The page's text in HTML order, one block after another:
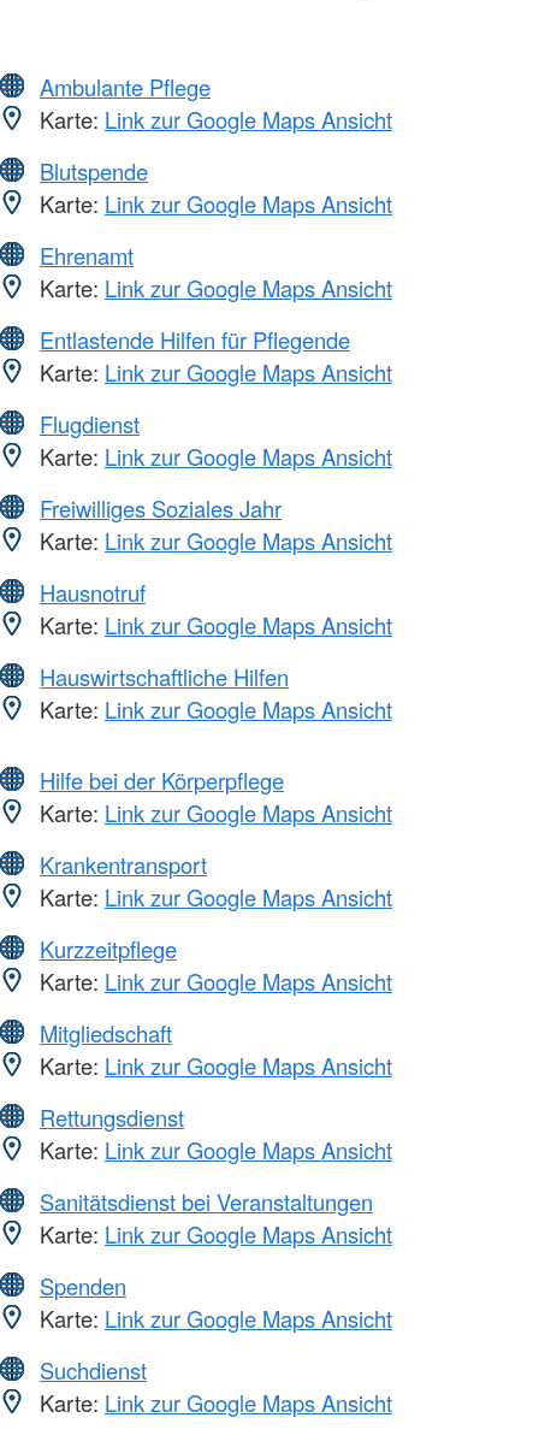
Ambulante Pflege
Karte: Link zur Google Maps Ansicht
Blutspende
Karte: Link zur Google Maps Ansicht
Ehrenamt
Karte: Link zur Google Maps Ansicht
Entlastende Hilfen für Pflegende
Karte: Link zur Google Maps Ansicht
Flugdienst
Karte: Link zur Google Maps Ansicht
Freiwilliges Soziales Jahr
Karte: Link zur Google Maps Ansicht
Hausnotruf
Karte: Link zur Google Maps Ansicht
Hauswirtschaftliche Hilfen
Karte: Link zur Google Maps Ansicht
Hilfe bei der Körperpflege
Karte: Link zur Google Maps Ansicht
Krankentransport
Karte: Link zur Google Maps Ansicht
Kurzzeitpflege
Karte: Link zur Google Maps Ansicht
Mitgliedschaft
Karte: Link zur Google Maps Ansicht
Rettungsdienst
Karte: Link zur Google Maps Ansicht
Sanitätsdienst bei Veranstaltungen
Karte: Link zur Google Maps Ansicht
Spenden
Karte: Link zur Google Maps Ansicht
Suchdienst
Karte: Link zur Google Maps Ansicht